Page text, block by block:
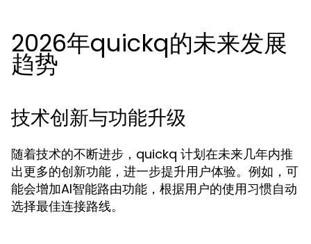
2026年quickq的未来发展
趋势
技术创新与功能升级
随着技术的不断进步，quickq 计划在未来几年内推
出更多的创新功能，进一步提升用户体验。例如，可
能会增加AI智能路由功能，根据用户的使用习惯自动
选择最佳连接路线。